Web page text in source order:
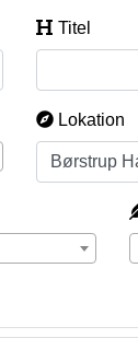
Titel
Lokation